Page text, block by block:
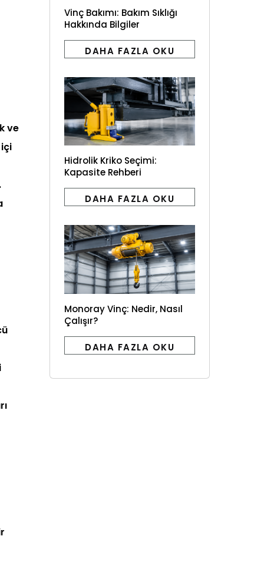
ve
Vinç Bakımı: Bakım Sıklığı
Hakkında Bilgiler
DAHA FAZLA OKU
Hidrolik Kriko Seçimi:
Kapasite Rehberi
DAHA FAZLA OKU
Monoray Vinç: Nedir, Nasıl
Çalışır?
DAHA FAZLA OKU